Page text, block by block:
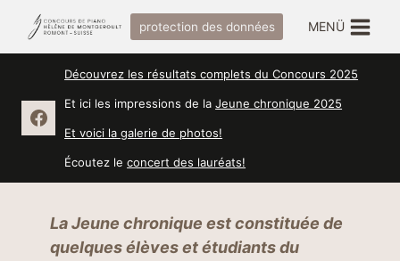
Inhalt
springen
protection des données MENÜ
Découvrez les résultats complets du Concours 2025
Et ici les impressions de laJeune chronique 2025
Et voici la galerie de photos!
Écoutez leconcert des lauréats!
La Jeune chronique est constituée de
quelques élèves et étudiants du